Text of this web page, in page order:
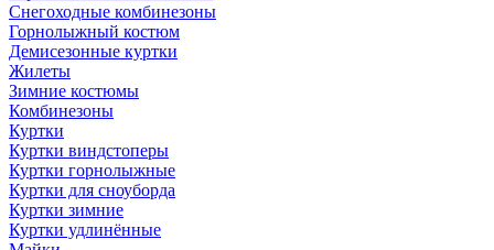
Снегоходные комбинезоны
Горнолыжный костюм
Демисезонные куртки
Жилеты
Зимние костюмы
Комбинезоны
Куртки
Куртки виндстоперы
Куртки горнолыжные
Куртки для сноуборда
Куртки зимние
Куртки удлинённые